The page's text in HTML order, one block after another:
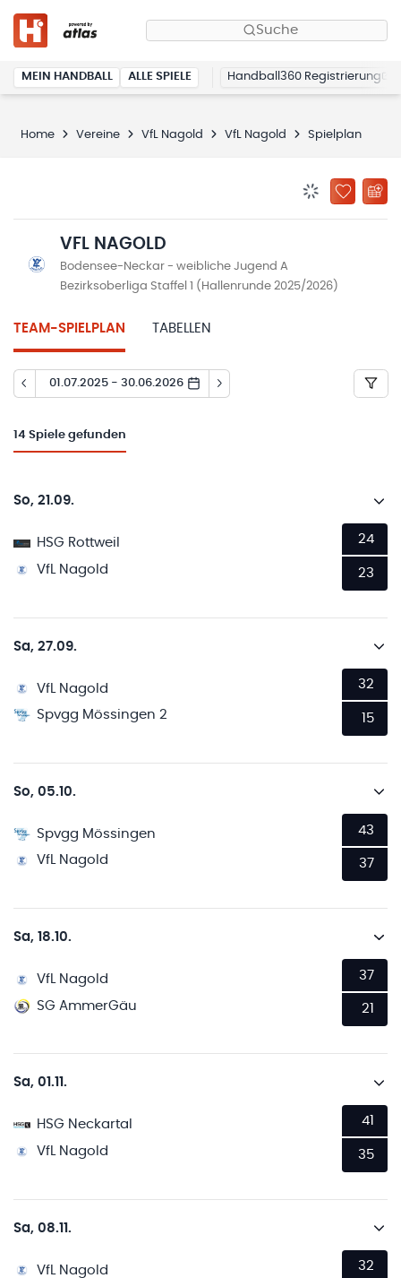
Suche
MEIN HANDBALL ALLE SPIELE Handball360 Registrierung
Home Vereine VfL Nagold VfL Nagold Spielplan
ZU
VFL NAGOLD
Bodensee-Neckar - weibliche Jugend A
Bezirksoberliga Staffel 1 (Hallenrunde 2025/2026)
TEAM-SPIELPLAN TABELLEN
01.07.2025 - 30.06.2026
14 Spiele gefunden
So, 21.09.
HSG Rottweil
VfL Nagold
24
23
Sa, 27.09.
VfL Nagold
Spvgg Mössingen 2
32
15
So, 05.10.
Spvgg Mössingen
VfL Nagold
43
37
Sa, 18.10.
VfL Nagold
SG AmmerGäu
37
21
Sa, 01.11.
HSG Neckartal
VfL Nagold
41
35
Sa, 08.11.
VfL Nagold
32